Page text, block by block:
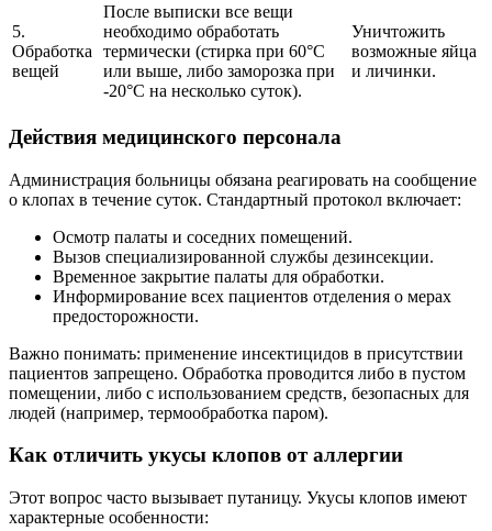
5.
Обработка
вещей
После выписки все вещи
необходимо обработать
термически (стирка при 60°C
или выше, либо заморозка при
-20°C на несколько суток).
Уничтожить
возможные яйца
и личинки.
Действия медицинского персонала
Администрация больницы обязана реагировать на сообщение
о клопах в течение суток. Стандартный протокол включает:
Осмотр палаты и соседних помещений.
Вызов специализированной службы дезинсекции.
Временное закрытие палаты для обработки.
Информирование всех пациентов отделения о мерах
предосторожности.
Важно понимать: применение инсектицидов в присутствии
пациентов запрещено. Обработка проводится либо в пустом
помещении, либо с использованием средств, безопасных для
людей (например, термообработка паром).
Как отличить укусы клопов от аллергии
Этот вопрос часто вызывает путаницу. Укусы клопов имеют
характерные особенности: